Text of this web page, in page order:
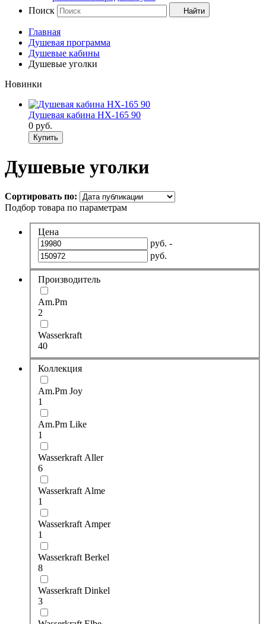
Поиск
Найти
Главная
Душевая программа
Душевые кабины
Душевые уголки
Новинки
Душевая кабина НХ-165 90
0 руб.
Купить
Душевые уголки
Сортировать по:
Подбор товара по параметрам
Цена
руб. -
руб.
Производитель
Am.Pm
2
Wasserkraft
40
Коллекция
Am.Pm Joy
1
Am.Pm Like
1
Wasserkraft Aller
6
Wasserkraft Alme
1
Wasserkraft Amper
1
Wasserkraft Berkel
8
Wasserkraft Dinkel
3